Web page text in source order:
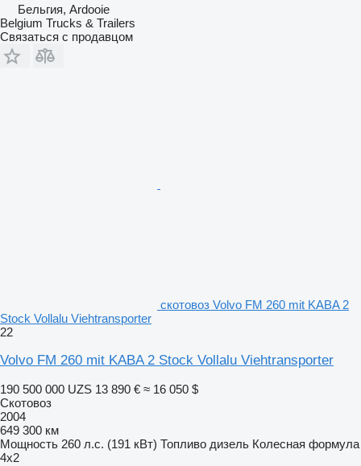
Бельгия, Ardooie
Belgium Trucks & Trailers
Связаться с продавцом
скотовоз Volvo FM 260 mit KABA 2
Stock Vollalu Viehtransporter
22
Volvo FM 260 mit KABA 2 Stock Vollalu Viehtransporter
190 500 000 UZS 13 890 € ≈ 16 050 $
Скотовоз
2004
649 300 км
Мощность 260 л.с. (191 кВт) Топливо дизель Колесная формула
4x2